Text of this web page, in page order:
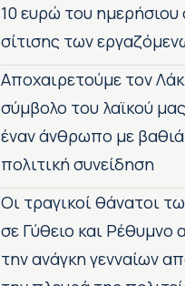
10 ευρώ του
σίτισης των
Αποχαιρετούμε τον
σύμβολο του λαϊκού
έναν άνθρωπο με βαθιά
πολιτική συνείδηση
Οι τραγικοί θάνατοι
σε Γύθειο και Ρέθυμνο
την ανάγκη γενναίων